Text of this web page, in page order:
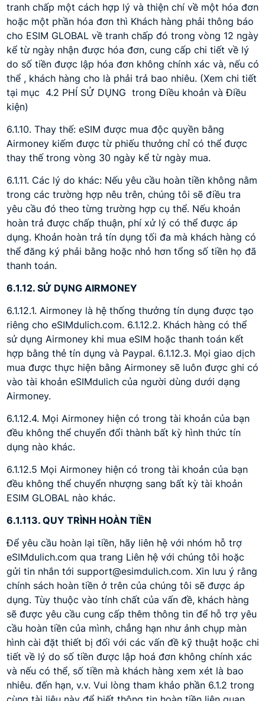
tranh chấp một cách hợp lý và thiện chí về một hóa đơn
hoặc một phần hóa đơn thì Khách hàng phải thông báo
cho ESIM GLOBAL về tranh chấp đó trong vòng 12 ngày
kể từ ngày nhận được hóa đơn, cung cấp chi tiết về lý
do số tiền được lập hóa đơn không chính xác và, nếu có
thể , khách hàng cho là phải trả bao nhiêu. (Xem chi tiết
tại mục 4.2 PHÍ SỬ DỤNG trong Điều khoản và Điều
kiện)
6.1.10. Thay thế: eSIM được mua độc quyền bằng
Airmoney kiếm được từ phiếu thưởng chỉ có thể được
thay thế trong vòng 30 ngày kể từ ngày mua.
6.1.11. Các lý do khác: Nếu yêu cầu hoàn tiền không nằm
trong các trường hợp nêu trên, chúng tôi sẽ điều tra
yêu cầu đó theo từng trường hợp cụ thể. Nếu khoản
hoàn trả được chấp thuận, phí xử lý có thể được áp
dụng. Khoản hoàn trả tín dụng tối đa mà khách hàng có
thể đăng ký phải bằng hoặc nhỏ hơn tổng số tiền họ đã
thanh toán.
6.1.12. SỬ DỤNG AIRMONEY
6.1.12.1. Airmoney là hệ thống thưởng tín dụng được tạo
riêng cho eSIMdulich.com. 6.1.12.2. Khách hàng có thể
sử dụng Airmoney khi mua eSIM hoặc thanh toán kết
hợp bằng thẻ tín dụng và Paypal. 6.1.12.3. Mọi giao dịch
mua được thực hiện bằng Airmoney sẽ luôn được ghi có
vào tài khoản eSIMdulich của người dùng dưới dạng
Airmoney.
6.1.12.4. Mọi Airmoney hiện có trong tài khoản của bạn
đều không thể chuyển đổi thành bất kỳ hình thức tín
dụng nào khác.
6.1.12.5 Mọi Airmoney hiện có trong tài khoản của bạn
đều không thể chuyển nhượng sang bất kỳ tài khoản
ESIM GLOBAL nào khác.
6.1.113. QUY TRÌNH HOÀN TIỀN
Để yêu cầu hoàn lại tiền, hãy liên hệ với nhóm hỗ trợ
eSIMdulich.com qua trang Liên hệ với chúng tôi hoặc
gửi tin nhắn tới support@esimdulich.com. Xin lưu ý rằng
chính sách hoàn tiền ở trên của chúng tôi sẽ được áp
dụng. Tùy thuộc vào tính chất của vấn đề, khách hàng
sẽ được yêu cầu cung cấp thêm thông tin để hỗ trợ yêu
cầu hoàn tiền của mình, chẳng hạn như ảnh chụp màn
hình cài đặt thiết bị đối với các vấn đề kỹ thuật hoặc chi
tiết về lý do số tiền được lập hoá đơn không chính xác
và nếu có thể, số tiền mà khách hàng xem xét là bao
nhiêu. đến hạn, v.v. Vui lòng tham khảo phần 6.1.2 trong